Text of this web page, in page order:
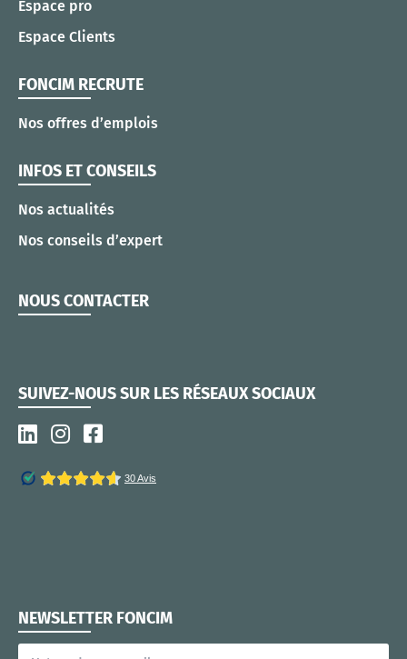
Espace pro
Espace Clients
FONCIM RECRUTE
Nos offres d’emplois
INFOS ET CONSEILS
Nos actualités
Nos conseils d’expert
NOUS CONTACTER
SUIVEZ-NOUS SUR LES RÉSEAUX SOCIAUX
NEWSLETTER FONCIM